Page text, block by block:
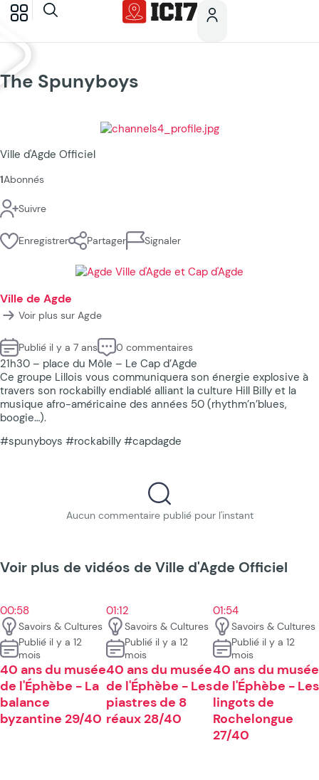
The Spunyboys
Ville d'Agde Officiel
1Abonnés
Suivre
Enregistrer Partager Signaler
Ville de Agde
Voir plus sur Agde
Publié il y a 7 ans 0 commentaires
21h30 – place du Môle – Le Cap d’Agde
Ce groupe Lillois vous communiquera son énergie explosive à
travers son rockabilly endiablé alliant la culture Hill Billy et la
musique afro-américaine des années 50 (rhythm’n’blues,
boogie…).
#spunyboys #rockabilly #capdagde
Aucun commentaire publié pour l'instant
Voir plus de vidéos de Ville d'Agde Officiel
00:58
Savoirs & Cultures
Publié il y a 12
mois
40 ans du musée
de l'Éphèbe - La
balance
byzantine 29/40
01:12
Savoirs & Cultures
Publié il y a 12
mois
40 ans du musée
de l'Éphèbe - Les
piastres de 8
réaux 28/40
01:54
Savoirs & Cultures
Publié il y a 12
mois
40 ans du musée
de l'Éphèbe - Les
lingots de
Rochelongue
27/40